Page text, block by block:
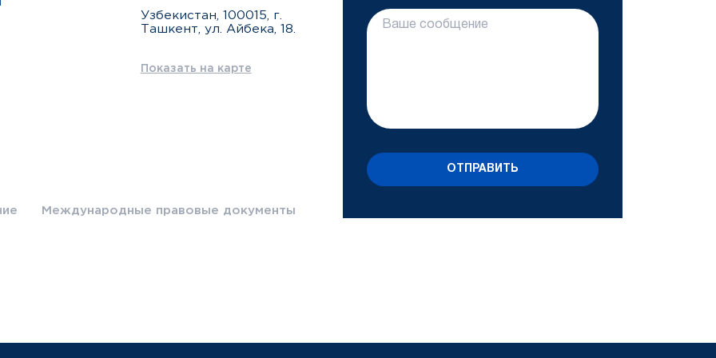
Узбекистан, 100015, г.
Ташкент, ул. Айбека, 18.
Показать на карте
Международные правовые документы
ОТПРАВИТЬ